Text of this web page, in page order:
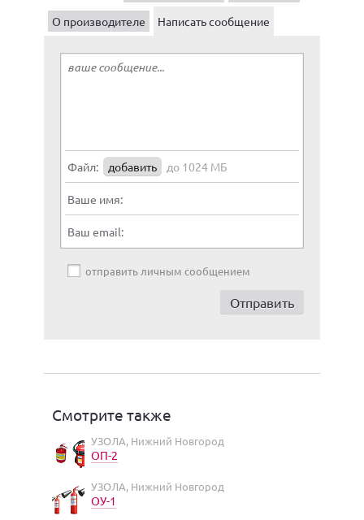
О производителе
Написать сообщение
Файл: добавить до 1024 МБ
Ваше имя:
Ваш email:
отправить личным сообщением
Смотрите также
УЗОЛА, Нижний Новгород
ОП-2
УЗОЛА, Нижний Новгород
ОУ-1